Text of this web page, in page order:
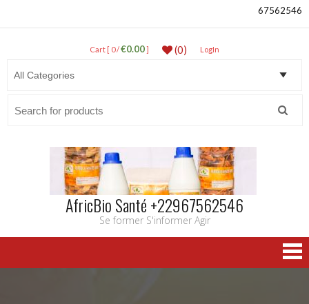
67562546
Cart [ 0 /€0.00] (0) LogIn
AfricBio Santé +22967562546
Se former S'informer Agir